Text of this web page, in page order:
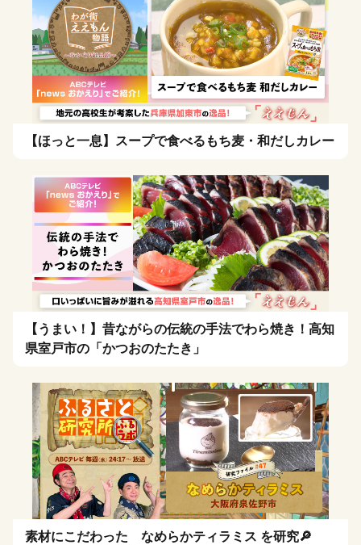
【ほっと一息】スープで食べるもち麦・和だしカレー
【うまい！】昔ながらの伝統の手法でわら焼き！高知
県室戸市の「かつおのたたき」
素材にこだわった なめらかティラミス を研究🔎